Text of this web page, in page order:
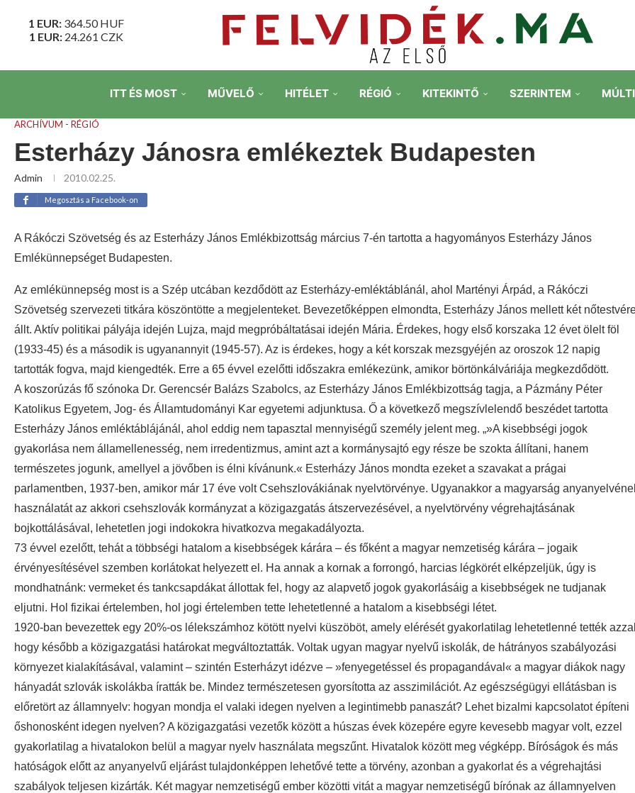
1 EUR: 364.50HUF
1 EUR: 24.261 CZK
ITT ÉS MOST MŰVELŐ HITÉLET RÉGIÓ KITEKINTŐ SZERINTEM
ARCHÍVUM - RÉGIÓ
Esterházy Jánosra emlékeztek Budapesten
Admin 2010.02.25.
Megosztás a Facebook-on
A Rákóczi Szövetség és az Esterházy János Emlékbizottság március 7-én tartotta a hagyományos Esterházy János
Emlékünnepséget Budapesten.
Az emlékünnepség most is a Szép utcában kezdődött az Esterházy-emléktáblánál, ahol Martényi Árpád, a Rákóczi
Szövetség szervezeti titkára köszöntötte a megjelenteket. Bevezetőképpen elmondta, Esterházy János mellett két
állt. Aktív politikai pályája idején Lujza, majd megpróbáltatásai idején Mária. Érdekes, hogy első korszaka 12 évet ölelt föl
(1933-45) és a második is ugyanannyit (1945-57). Az is érdekes, hogy a két korszak mezsgyéjén az oroszok 12 napig
tartották fogva, majd kiengedték. Erre a 65 évvel ezelőtti időszakra emlékezünk, amikor börtönkálváriája megkezdődött.
A koszorúzás fő szónoka Dr. Gerencsér Balázs Szabolcs, az Esterházy János Emlékbizottság tagja, a Pázmány Péter
Katolikus Egyetem, Jog- és Államtudományi Kar egyetemi adjunktusa. Ő a következő megszívlelendő beszédet tartotta
Esterházy János emléktáblájánál, ahol eddig nem tapasztal mennyiségű személy jelent meg. „»A kisebbségi jogok
gyakorlása nem államellenesség, nem irredentizmus, amint azt a kormánysajtó egy része be szokta állítani, hanem
természetes jogunk, amellyel a jövőben is élni kívánunk.« Esterházy János mondta ezeket a szavakat a prágai
parlamentben, 1937-ben, amikor már 17 éve volt Csehszlovákiának nyelvtörvénye. Ugyanakkor a magyarság
használatát az akkori csehszlovák kormányzat a közigazgatás átszervezésével, a nyelvtörvény végrehajtásának
bojkottálásával, lehetetlen jogi indokokra hivatkozva megakadályozta.
73 évvel ezelőtt, tehát a többségi hatalom a kisebbségek kárára – és főként a magyar nemzetiség kárára – jogaik
érvényesítésével szemben korlátokat helyezett el. Ha annak a kornak a forrongó, harcias légkörét elképzeljük, úgy is
mondhatnánk: vermeket és tankcsapdákat állottak fel, hogy az alapvető jogok gyakorlásáig a kisebbségek ne tudjanak
eljutni. Hol fizikai értelemben, hol jogi értelemben tette lehetetlenné a hatalom a kisebbségi létet.
1920-ban bevezettek egy 20%-os lélekszámhoz kötött nyelvi küszöböt, amely elérését gyakorlatilag lehetetlenné tették
hogy később a közigazgatási határokat megváltoztatták. Voltak ugyan magyar nyelvű iskolák, de hátrányos szabályozási
környezet kialakításával, valamint – szintén Esterházyt idézve – »fenyegetéssel és propagandával« a magyar diákok nagy
hányadát szlovák iskolákba íratták be. Mindez természetesen gyorsította az asszimilációt. Az egészségügyi ellátásban is
előretört az államnyelv: hogyan mondja el valaki idegen nyelven a legintimebb panaszát? Lehet bizalmi kapcsolatot építeni
őshonosként idegen nyelven? A közigazgatási vezetők között a húszas évek közepére egyre kevesebb magyar volt, ezzel
gyakorlatilag a hivatalokon belül a magyar nyelv használata megszűnt. Hivatalok között meg végképp. Bíróságok és más
hatóságok előtt az anyanyelvű eljárást tulajdonképpen lehetővé tette a törvény, azonban a gyakorlat és a végrehajtási
szabályok teljesen kizárták. Két magyar nemzetiségű ember közötti vitát a magyar nemzetiségű bírónak az államnyelven